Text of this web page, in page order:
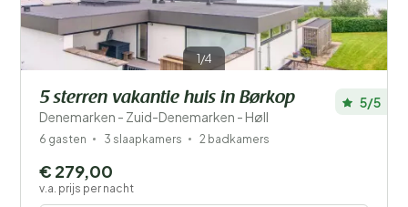
Ligging
Kinderen
Type vakantiehuisje
Voorzieningen
1/4
5 sterren vakantie huis in Børkop
Denemarken - Zuid-Denemarken - Høll
5/5
6 gasten 3 slaapkamers 2 badkamers
€ 279,00
v.a. prijs per nacht